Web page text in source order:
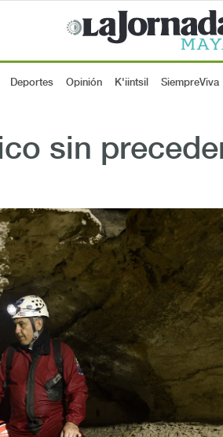
Deportes Opinión K'iintsil SiempreViva
sin